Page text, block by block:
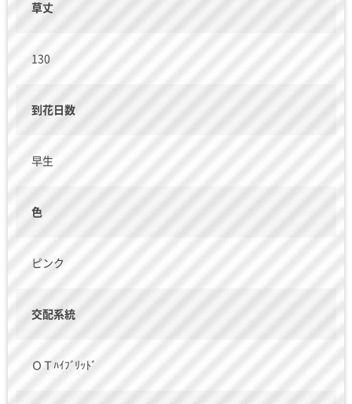
草丈
130
到花日数
早生
色
ピンク
交配系統
ＯＴﾊｲﾌﾞﾘｯﾄﾞ